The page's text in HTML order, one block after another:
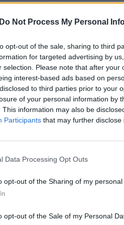
Do Not Process My Personal
opt-out of the sale, sharing to third
for targeted advertising by
selection. Please note that after
interest-based ads based on
to third parties prior to your
of your personal information by
This information may also be
Participants that may further disclose
Data Processing Opt Outs
opt-out of the Sharing of my personal
opt-out of the Sale of my Personal
Šis miestas laikomas
gamintojų.
dėti visas pastangas
Xi paragino greitai
gamyba sprogimas
„Kelionės tikslas“ –